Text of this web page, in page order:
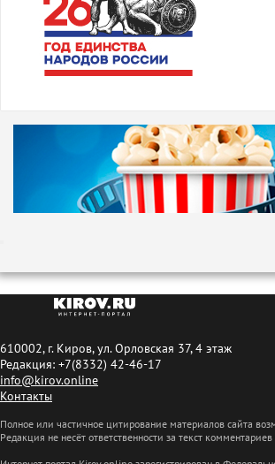
610002, г. Киров, ул. Орловская 37, 4 этаж
Редакция: +7(8332) 42-46-17
info@kirov.online
Контакты
Полное или частичное цитирование материалов сайта
Редакция не несёт ответственности за текст